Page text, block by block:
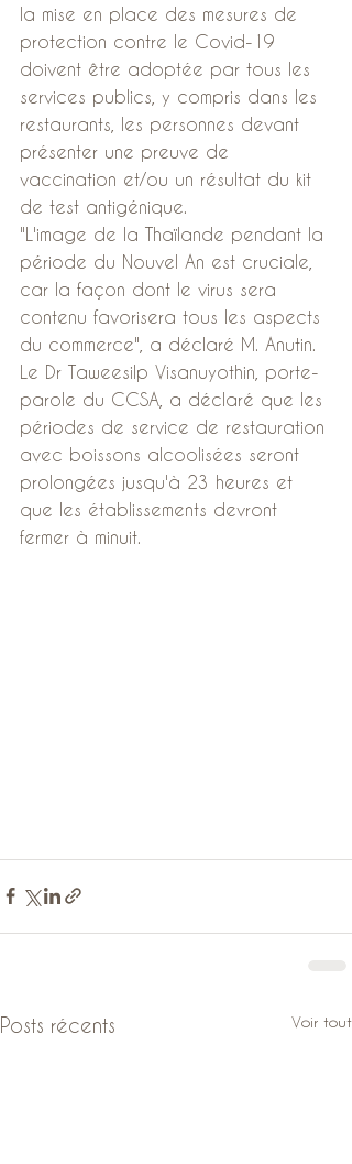
la mise en place des mesures de
protection contre le Covid-19
doivent être adoptée par tous les
services publics, y compris dans les
restaurants, les personnes devant
présenter une preuve de
vaccination et/ou un résultat du kit
de test antigénique.
"L'image de la Thaïlande pendant la
période du Nouvel An est cruciale,
car la façon dont le virus sera
contenu favorisera tous les aspects
du commerce", a déclaré M. Anutin.
Le Dr Taweesilp Visanuyothin, porte-
parole du CCSA, a déclaré que les
périodes de service de restauration
avec boissons alcoolisées seront
prolongées jusqu'à 23 heures et
que les établissements devront
fermer à minuit.
Posts récents Voir tout